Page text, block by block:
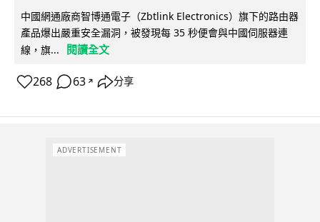
中國網通廠商智博通電子（Zbtlink Electronics）旗下的路由器
產品爆出嚴重安全漏洞，被發現每 35 秒便會與中國伺服器連
線，旗...
閱讀全文
268 63 ↗ 分享
ADVERTISEMENT